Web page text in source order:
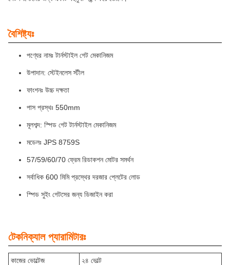
বৈশিষ্ট্যঃ
পণ্যের নামঃ টার্নস্টাইল গেট মেকানিজম
উপাদান: স্টেইনলেস স্টীল
ফাংশনঃ উচ্চ দক্ষতা
পাস প্রস্থঃ 550mm
মূলশব্দ: স্পিড গেট টার্নস্টাইল মেকানিজম
মডেলঃ JPS 8759S
57/59/60/70 ফ্রেম রিডাকশন মোটর সমর্থন
সর্বাধিক 600 মিমি প্রস্থের দরজার প্লেটের লোড
স্পিড সুইং গেটসের জন্য ডিজাইন করা
টেকনিক্যাল প্যারামিটারঃ
কাজের ভোল্টেজ ২৪ ভোল্ট